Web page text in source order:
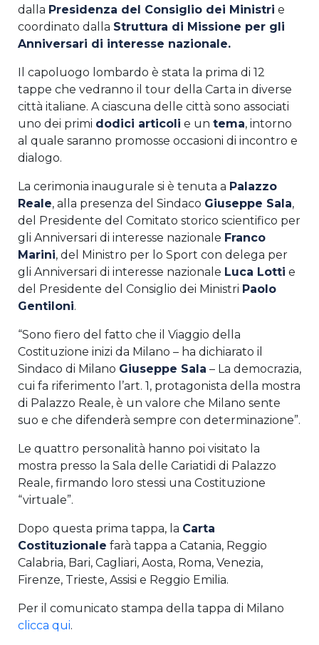
dalla Presidenza del Consiglio dei Ministri e
coordinato dalla Struttura di Missione per gli
Anniversari di interesse nazionale.
Il capoluogo lombardo è stata la prima di 12
tappe che vedranno il tour della Carta in diverse
città italiane. A ciascuna delle città sono associati
uno dei primi dodici articoli e un tema, intorno
al quale saranno promosse occasioni di incontro e
dialogo.
La cerimonia inaugurale si è tenuta a Palazzo
Reale, alla presenza del Sindaco Giuseppe Sala,
del Presidente del Comitato storico scientifico per
gli Anniversari di interesse nazionale Franco
Marini, del Ministro per lo Sport con delega per
gli Anniversari di interesse nazionale Luca Lotti e
del Presidente del Consiglio dei Ministri Paolo
Gentiloni.
“Sono fiero del fatto che il Viaggio della
Costituzione inizi da Milano – ha dichiarato il
Sindaco di Milano Giuseppe Sala – La democrazia,
cui fa riferimento l’art. 1, protagonista della mostra
di Palazzo Reale, è un valore che Milano sente
suo e che difenderà sempre con determinazione”.
Le quattro personalità hanno poi visitato la
mostra presso la Sala delle Cariatidi di Palazzo
Reale, firmando loro stessi una Costituzione
“virtuale”.
Dopo questa prima tappa, la Carta
Costituzionale farà tappa a Catania, Reggio
Calabria, Bari, Cagliari, Aosta, Roma, Venezia,
Firenze, Trieste, Assisi e Reggio Emilia.
Per il comunicato stampa della tappa di Milano
clicca qui.